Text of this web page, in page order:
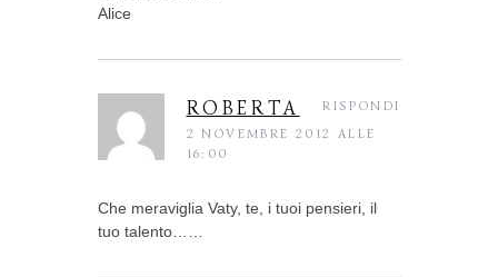
Alice
ROBERTA
2 NOVEMBRE 2012 ALLE
16:00
Che meraviglia Vaty, te, i tuoi pensieri, il
tuo talento……
RISPONDI